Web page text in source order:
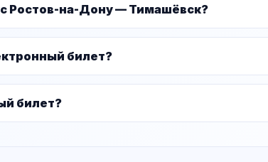
Ростов-на-Дону — Тимашёвск?
билет?
билет?